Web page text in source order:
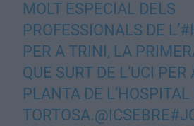
MOLT ESPECIAL DELS
PROFESSIONALS DE L’
PER A TRINI, LA
QUE SURT DE L’UCI
PLANTA DE L’HOSPITAL
TORTOSA.@ICSEBRE